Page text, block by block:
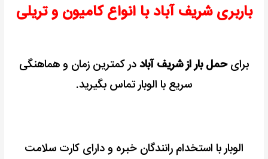
باربری شریف آباد با انواع کامیون و تریلی
برایحمل بار از شریف آباددر کمترین زمان و هماهنگی
سریع با الوبار تماس بگیرید.
الوبار با استخدام رانندگان خبره و دارای کارت سلامت